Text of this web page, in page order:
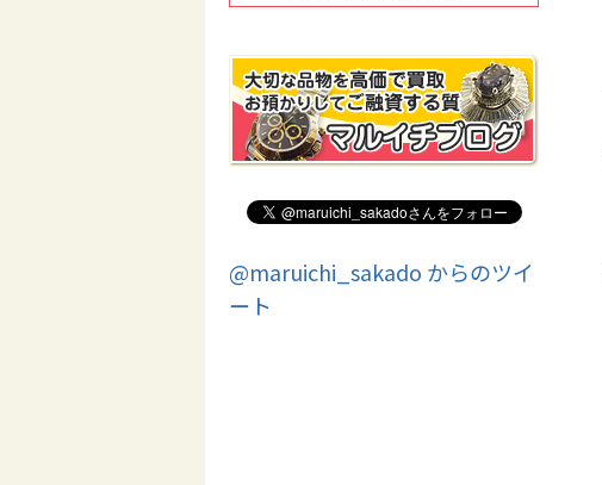
@maruichi_sakado からのツイ
ート